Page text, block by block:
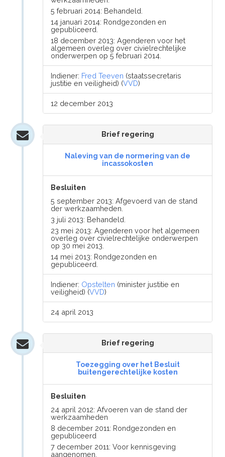
5 februari 2014: Behandeld.
14 januari 2014: Rondgezonden en
gepubliceerd.
18 december 2013: Agenderen voor het
algemeen overleg over civielrechtelijke
onderwerpen op 5 februari 2014.
Indiener: Fred Teeven (staatssecretaris
justitie en veiligheid) (VVD)
12 december 2013
Brief regering
Naleving van de normering van de
incassokosten
Besluiten
5 september 2013: Afgevoerd van de stand
der werkzaamheden.
3 juli 2013: Behandeld.
23 mei 2013: Agenderen voor het algemeen
overleg over civielrechtelijke onderwerpen
op 30 mei 2013.
14 mei 2013: Rondgezonden en
gepubliceerd.
Indiener: Opstelten (minister justitie en
veiligheid) (VVD)
24 april 2013
Brief regering
Toezegging over het Besluit
buitengerechtelijke kosten
Besluiten
24 april 2012: Afvoeren van de stand der
werkzaamheden
8 december 2011: Rondgezonden en
gepubliceerd
7 december 2011: Voor kennisgeving
aangenomen.